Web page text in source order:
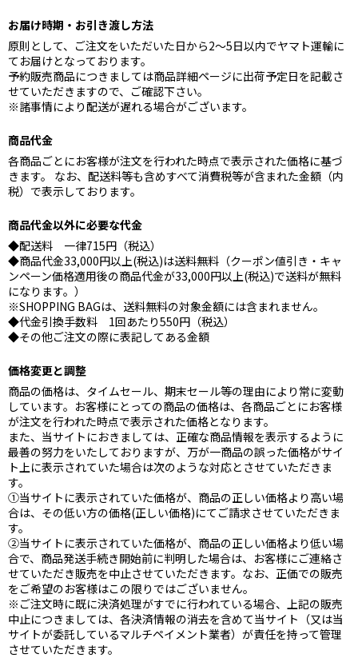
お届け時期・お引き渡し方法
原則として、ご注文をいただいた日から2～5日以内でヤマト運輸に
てお届けとなっております。
予約販売商品につきましては商品詳細ページに出荷予定日を記載さ
せていただきますので、ご確認下さい。
※諸事情により配送が遅れる場合がございます。
商品代金
各商品ごとにお客様が注文を行われた時点で表示された価格に基づ
きます。 なお、配送料等も含めすべて消費税等が含まれた金額（内
税）で表示しております。
商品代金以外に必要な代金
◆配送料 一律715円（税込）
◆商品代金33,000円以上(税込)は送料無料（クーポン値引き・キャ
ンペーン価格適用後の商品代金が33,000円以上(税込)で送料が無料
になります。）
※SHOPPING BAGは、送料無料の対象金額には含まれません。
◆代金引換手数料 1回あたり550円（税込）
◆その他ご注文の際に表記してある金額
価格変更と調整
商品の価格は、タイムセール、期末セール等の理由により常に変動
しています。お客様にとっての商品の価格は、各商品ごとにお客様
が注文を行われた時点で表示された価格となります。
また、当サイトにおきましては、正確な商品情報を表示するように
最善の努力をいたしておりますが、万が一商品の誤った価格がサイ
ト上に表示されていた場合は次のような対応とさせていただきま
す。
①当サイトに表示されていた価格が、商品の正しい価格より高い場
合は、その低い方の価格(正しい価格)にてご請求させていただきま
す。
②当サイトに表示されていた価格が、商品の正しい価格より低い場
合で、商品発送手続き開始前に判明した場合は、お客様にご連絡さ
せていただき販売を中止させていただきます。なお、正価での販売
をご希望のお客様はこの限りではございません。
※ご注文時に既に決済処理がすでに行われている場合、上記の販売
中止につきましては、各決済情報の消去を含めて当サイト（又は当
サイトが委託しているマルチペイメント業者）が責任を持って管理
させていただきます。